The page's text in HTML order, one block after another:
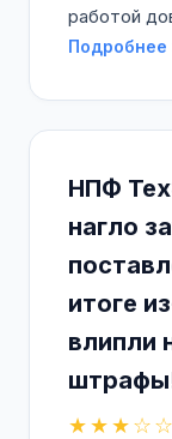
работой
Подробнее
НПФ
нагло
итоге
влипли
★★★☆☆